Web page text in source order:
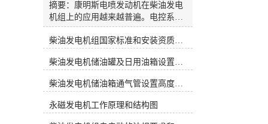
摘要：康明斯电喷发动机在柴油发电
机组上的应用越来越普遍。电控系统
在提高柴油发电机组性能的同时，也
使发动机的故障诊断变得复杂起来。
码，大多数都能判明故障可能发生的
原因和部位。然而，在对发电机组维
修时，若仅仅靠故障代码寻找故障，
往往会出现判断上的失误。因此，在
对电控发电机组进行维修时应综合分
柴油发电机组国家标准和安装资质要求
柴油发电机储油罐及日用油箱设置要求
柴油发电机储油箱通气管设置高度和做法
永磁发电机工作原理和结构图